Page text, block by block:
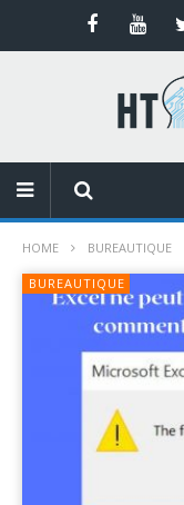
HOME BUREAUTIQUE
BUREAUTIQUE